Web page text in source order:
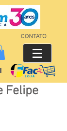
Felipe